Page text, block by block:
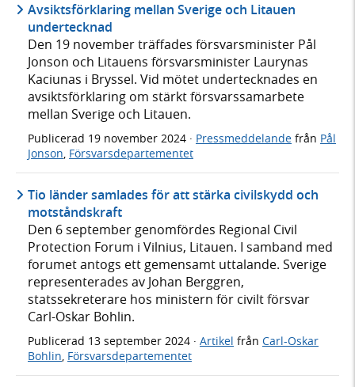
Avsiktsförklaring mellan Sverige och Litauen
undertecknad
Den 19 november träffades försvarsminister Pål
Jonson och Litauens försvarsminister Laurynas
Kaciunas i Bryssel. Vid mötet undertecknades en
avsiktsförklaring om stärkt försvarssamarbete
mellan Sverige och Litauen.
Publicerad 19 november 2024 · Pressmeddelande från Pål
Jonson, Försvarsdepartementet
Tio länder samlades för att stärka civilskydd och
motståndskraft
Den 6 september genomfördes Regional Civil
Protection Forum i Vilnius, Litauen. I samband med
forumet antogs ett gemensamt uttalande. Sverige
representerades av Johan Berggren,
statssekreterare hos ministern för civilt försvar
Carl-Oskar Bohlin.
Publicerad 13 september 2024 · Artikel från Carl-Oskar
Bohlin Försvarsdepartementet